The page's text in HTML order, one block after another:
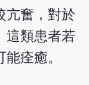
亢奮，對於
這類患者若
痊癒。